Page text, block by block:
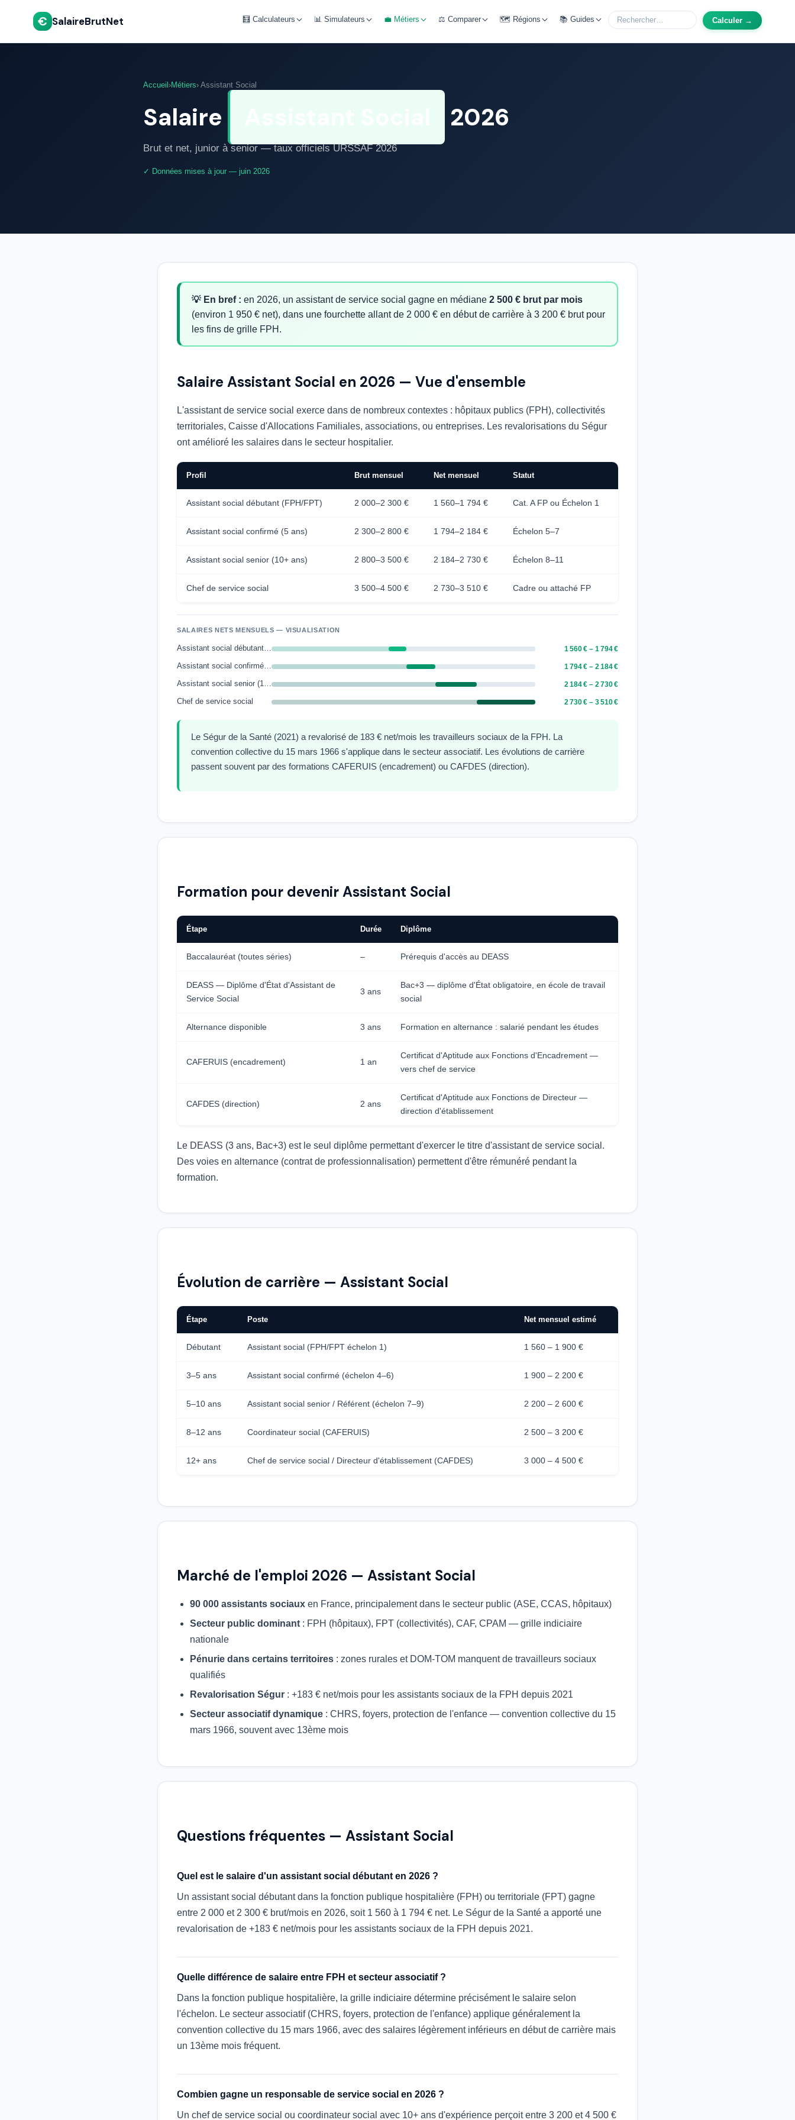
€ SalaireBrutNet 🧮 Calculateurs 📊 Simulateurs 💼 Métiers ⚖️ Comparer 🗺️ Régions 📚 Guides Calculer →
Accueil ›Métiers› Assistant Social
Salaire 2026
Brut et net, junior à senior — taux officiels URSSAF 2026
✓ Données mises à jour — juin 2026
💡 En bref : en 2026, un assistant de service social gagne en médiane 2 500 € brut par mois
(environ 1 950 € net), dans une fourchette allant de 2 000 € en début de carrière à 3 200 € brut pour
les fins de grille FPH.
Salaire Assistant Social en 2026 — Vue d'ensemble
L'assistant de service social exerce dans de nombreux contextes : hôpitaux publics (FPH), collectivités
territoriales, Caisse d'Allocations Familiales, associations, ou entreprises. Les revalorisations du Ségur
ont amélioré les salaires dans le secteur hospitalier.
Profil Brut mensuel Net mensuel Statut
Assistant social débutant (FPH/FPT) 2 000–2 300 € 1 560–1 794 € Cat. A FP ou Échelon 1
Assistant social confirmé (5 ans) 2 300–2 800 € 1 794–2 184 € Échelon 5–7
Assistant social senior (10+ ans) 2 800–3 500 € 2 184–2 730 € Échelon 8–11
Chef de service social 3 500–4 500 € 2 730–3 510 € Cadre ou attaché FP
SALAIRES NETS MENSUELS — VISUALISATION
Assistant social débutant (FPH/FPT) 1 560 € – 1 794 €
Assistant social confirmé (5 ans) 1 794 € – 2 184 €
Assistant social senior (10+ ans) 2 184 € – 2 730 €
Chef de service social 2 730 € – 3 510 €
Le Ségur de la Santé (2021) a revalorisé de 183 € net/mois les travailleurs sociaux de la FPH. La
convention collective du 15 mars 1966 s'applique dans le secteur associatif. Les évolutions de carrière
passent souvent par des formations CAFERUIS (encadrement) ou CAFDES (direction).
Formation pour devenir Assistant Social
Étape Durée Diplôme
Baccalauréat (toutes séries) – Prérequis d'accès au DEASS
DEASS — Diplôme d'État d'Assistant de
Service Social
3 ans
Bac+3 — diplôme d'État obligatoire, en école de travail
social
Alternance disponible 3 ans Formation en alternance : salarié pendant les études
CAFERUIS (encadrement) 1 an
Certificat d'Aptitude aux Fonctions d'Encadrement —
vers chef de service
CAFDES (direction) 2 ans
Certificat d'Aptitude aux Fonctions de Directeur —
direction d'établissement
Le DEASS (3 ans, Bac+3) est le seul diplôme permettant d'exercer le titre d'assistant de service social.
Des voies en alternance (contrat de professionnalisation) permettent d'être rémunéré pendant la
formation.
Évolution de carrière — Assistant Social
Étape Poste Net mensuel estimé
Débutant Assistant social (FPH/FPT échelon 1) 1 560 – 1 900 €
3–5 ans Assistant social confirmé (échelon 4–6) 1 900 – 2 200 €
5–10 ans Assistant social senior / Référent (échelon 7–9) 2 200 – 2 600 €
8–12 ans Coordinateur social (CAFERUIS) 2 500 – 3 200 €
12+ ans Chef de service social / Directeur d'établissement (CAFDES) 3 000 – 4 500 €
Marché de l'emploi 2026 — Assistant Social
90 000 assistants sociaux en France, principalement dans le secteur public (ASE, CCAS, hôpitaux)
Secteur public dominant : FPH (hôpitaux), FPT (collectivités), CAF, CPAM — grille indiciaire
nationale
Pénurie dans certains territoires : zones rurales et DOM-TOM manquent de travailleurs sociaux
qualifiés
Revalorisation Ségur : +183 € net/mois pour les assistants sociaux de la FPH depuis 2021
Secteur associatif dynamique : CHRS, foyers, protection de l'enfance — convention collective du 15
mars 1966, souvent avec 13ème mois
Questions fréquentes — Assistant Social
Quel est le salaire d'un assistant social débutant en 2026 ?
Un assistant social débutant dans la fonction publique hospitalière (FPH) ou territoriale (FPT) gagne
entre 2 000 et 2 300 € brut/mois en 2026, soit 1 560 à 1 794 € net. Le Ségur de la Santé a apporté une
revalorisation de +183 € net/mois pour les assistants sociaux de la FPH depuis 2021.
Quelle différence de salaire entre FPH et secteur associatif ?
Dans la fonction publique hospitalière, la grille indiciaire détermine précisément le salaire selon
l'échelon. Le secteur associatif (CHRS, foyers, protection de l'enfance) applique généralement la
convention collective du 15 mars 1966, avec des salaires légèrement inférieurs en début de carrière mais
un 13ème mois fréquent.
Combien gagne un responsable de service social en 2026 ?
Un chef de service social ou coordinateur social avec 10+ ans d'expérience perçoit entre 3 200 et 4 500 €